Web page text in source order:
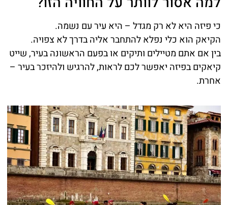
כי פיזה היא לא רק מגדל – היא עיר עם נשמה.
הקיאק הוא כלי נפלא להתחבר אליה בדרך לא צפויה.
בין אם אתם מטיילים ותיקים או בפעם הראשונה בעיר, שייט
קיאקים בפיזה יאפשר לכם לראות, להרגיש ולהיזכר בעיר –
אחרת.